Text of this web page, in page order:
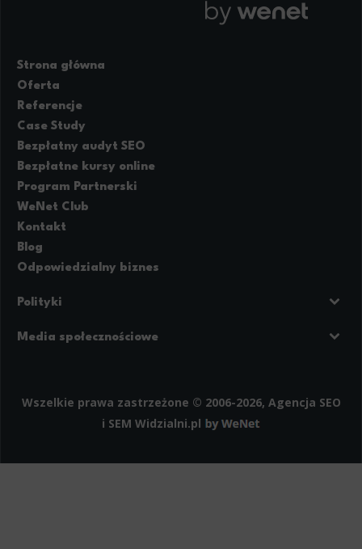
Strona główna
Oferta
Referencje
Case Study
Bezpłatny audyt SEO
Bezpłatne kursy online
Program Partnerski
WeNet Club
Kontakt
Blog
Odpowiedzialny biznes
Polityki
Regulamin strony
Media społecznościowe
Wszelkie prawa zastrzeżone © 2006-2026, Agencja SEO
i SEM Widzialni.pl